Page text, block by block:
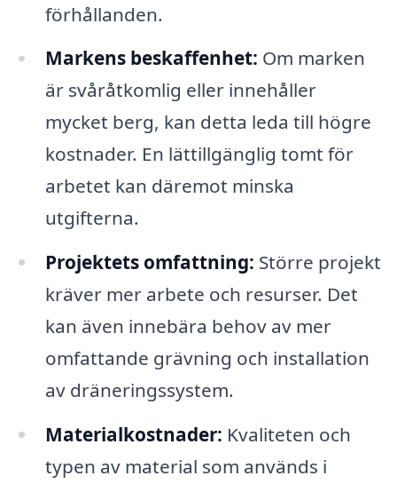
förhållanden.
Markens beskaffenhet: Om marken
är svåråtkomlig eller innehåller
mycket berg, kan detta leda till högre
kostnader. En lättillgänglig tomt för
arbetet kan däremot minska
utgifterna.
Projektets omfattning: Större projekt
kräver mer arbete och resurser. Det
kan även innebära behov av mer
omfattande grävning och installation
av dräneringssystem.
Materialkostnader: Kvaliteten och
typen av material som används i